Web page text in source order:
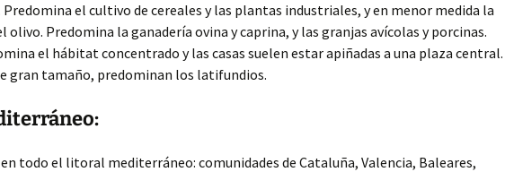
Predomina el cultivo de cereales y las plantas industriales, y en menor medida la
olivo. Predomina la ganadería ovina y caprina, y las granjas avícolas y porcinas.
el hábitat concentrado y las casas suelen estar apiñadas a una plaza central.
gran tamaño, predominan los latifundios.
en todo el litoral mediterráneo: comunidades de Cataluña, Valencia, Baleares,